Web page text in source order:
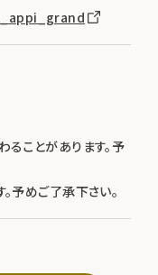
ることがあります。予
予めご了承下さい。